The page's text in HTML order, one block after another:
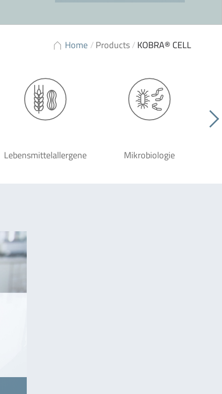
Home /Products/KOBRA® CELL
Lebensmittelallergene Mikrobiologie